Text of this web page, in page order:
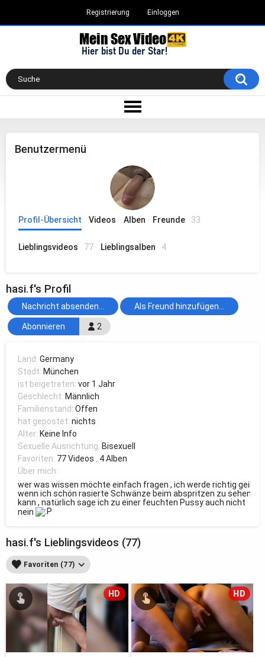
Registrierung Einloggen
Benutzermenü
Profil-Übersicht Videos Alben Freunde 33
Lieblingsvideos 77 Lieblingsalben 4
hasi.f's Profil
2
Abonnieren
Nachricht absenden... Als Freund hinzufügen...
Land:Germany
Stadt: München
ist beigetreten:vor 1 Jahr
Geschlecht: Männlich
Familienstand:Offen
hat gepostet:nichts
Alter: Keine Info
Sexuelle Ausrichtung: Bisexuell
Favoriten: 77 Videos , 4 Alben
Über mich:
wer was wissen möchte einfach fragen , ich werde richtig geil
wenn ich schön rasierte Schwänze beim abspritzen zu sehen
kann , natürlich sage ich zu einer feuchten Pussy auch nicht
nein
hasi.f's Lieblingsvideos (77)
Favoriten (77)
HD HD